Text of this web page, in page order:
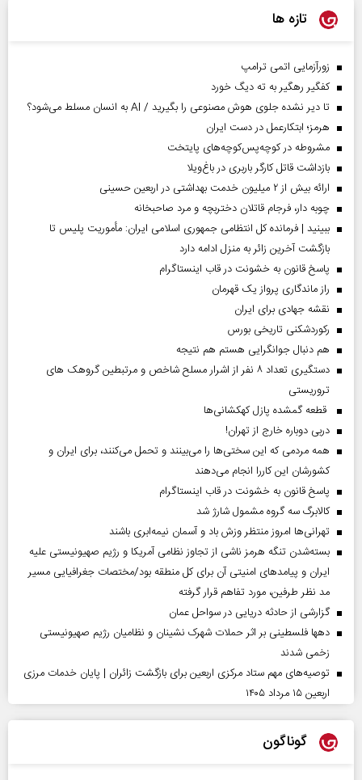
تازه ها
زورآزمایی اتمی ترامپ
کفگیر رهگیر به ته دیگ خورد
تا دیر نشده جلوی هوش مصنوعی را بگیرید / AI به انسان مسلط می‌شود؟
هرمز؛ ابتکارعمل در دست ایران
مشروطه در کوچه‌پس‌کوچه‌های پایتخت
بازداشت قاتل کارگر باربری در باغ‌ویلا
ارائه بیش از ۲ میلیون خدمت بهداشتی در اربعین حسینی
چوبه دار، فرجام قاتلان دختربچه و مرد صاحبخانه
ببینید | فرمانده کل انتظامی جمهوری اسلامی ایران­: مأموریت پلیس تا
بازگشت آخرین زائر به منزل ادامه دارد
پاسخ قانون به خشونت در قاب اینستاگرام
راز ماندگاری پرواز یک قهرمان
نقشه جهادی برای ایران
رکوردشکنی تاریخی بورس
هم دنبال جوانگرایی هستم هم نتیجه
دستگیری تعداد ۸ نفر از اشرار مسلح شاخص و مرتبطین گروهک های
تروریستی
قطعه گمشده پازل کهکشانی‌ها
دربی دوباره خارج از تهران!
همه مردمی که این سختی‌ها را می‌بینند و تحمل می‌کنند، برای ایران و
کشورشان این کاررا انجام می‌دهند
پاسخ قانون به خشونت در قاب اینستاگرام
کالابرگ سه گروه مشمول شارژ شد
تهرانی‌ها امروز منتظر وزش باد و آسمان نیمه‌ابری باشند
بسته‌شدن تنگه هرمز ناشی از تجاوز نظامی آمریکا و رژیم صهیونیستی علیه
ایران و پیامد‌های امنیتی آن برای کل منطقه بود/مختصات جغرافیایی مسیر
مد نظر طرفین، مورد تفاهم قرار گرفته
گزارشی از حادثه دریایی در سواحل عمان
دهها فلسطینی بر اثر حملات شهرک نشینان و نظامیان رژیم صهیونیستی
زخمی شدند
توصیه‌های مهم ستاد مرکزی اربعین برای بازگشت زائران | پایان خدمات مرزی
اربعین ۱۵ مرداد ۱۴۰۵
گوناگون